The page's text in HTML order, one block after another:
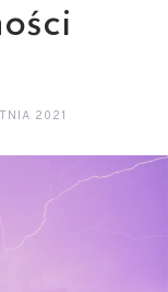
2021